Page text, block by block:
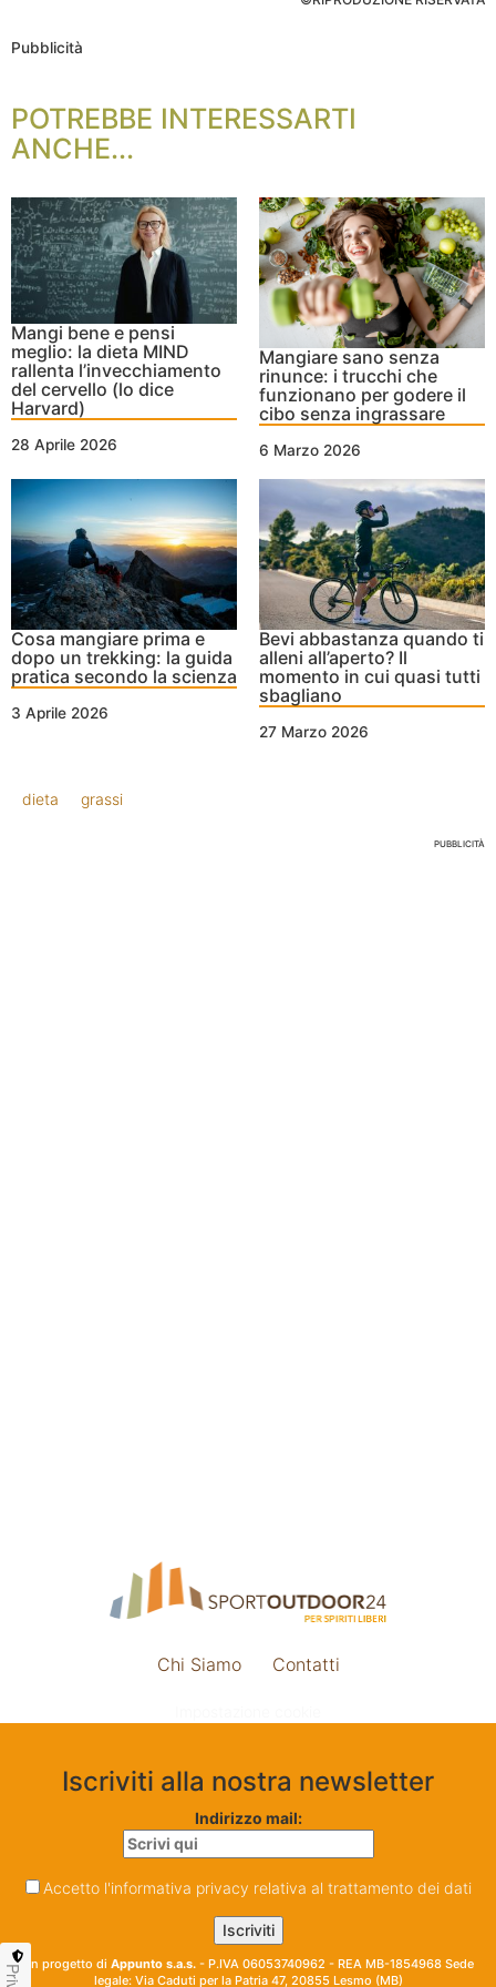
Pubblicità
POTREBBE INTERESSARTI
ANCHE...
Mangi bene e pensi
meglio: la dieta MIND
rallenta l’invecchiamento
del cervello (lo dice
Harvard)
28 Aprile 2026
Mangiare sano senza
rinunce: i trucchi che
funzionano per godere il
cibo senza ingrassare
6 Marzo 2026
Cosa mangiare prima e
dopo un trekking: la guida
pratica secondo la scienza
3 Aprile 2026
Bevi abbastanza quando ti
alleni all’aperto? Il
momento in cui quasi tutti
sbagliano
27 Marzo 2026
dieta grassi
PUBBLICITÀ
Chi Siamo Contatti
Iscriviti alla nostra newsletter
Indirizzo mail:
Accetto l'informativa privacy relativa al trattamento dei dati
Un progetto di Appunto s.a.s. - P.IVA 06053740962 - REA MB-1854968 Sede
legale: Via Caduti per la Patria 47, 20855 Lesmo (MB)